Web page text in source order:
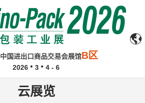
中国进出口商品交易会展馆B区
2026 3 4 - 6
云展览